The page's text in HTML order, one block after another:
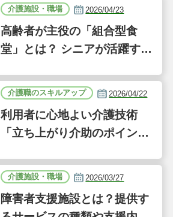
介護施設・職場 2026/04/23
高齢者が主役の「組合型食
堂」とは？ シニアが活躍する
D」に注目｜気になるあの介
護施設
介護職のスキルアップ 2026/04/22
利用者に心地よい介護技術
「立ち上がり介助のポイン
（41）
介護施設・職場 2026/03/27
障害者支援施設とは？提供す